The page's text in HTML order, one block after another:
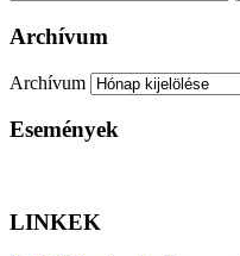
Archívum
Archívum
Események
LINKEK